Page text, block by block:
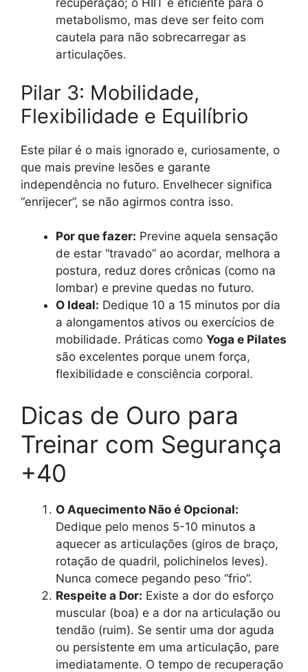
recuperação; o HIIT é eficiente para o
metabolismo, mas deve ser feito com
cautela para não sobrecarregar as
articulações.
Pilar 3: Mobilidade,
Flexibilidade e Equilíbrio
Este pilar é o mais ignorado e, curiosamente, o
que mais previne lesões e garante
independência no futuro. Envelhecer significa
“enrijecer”, se não agirmos contra isso.
Por que fazer: Previne aquela sensação
de estar “travado” ao acordar, melhora a
postura, reduz dores crônicas (como na
lombar) e previne quedas no futuro.
O Ideal: Dedique 10 a 15 minutos por dia
a alongamentos ativos ou exercícios de
mobilidade. Práticas como Yoga e Pilates
são excelentes porque unem força,
flexibilidade e consciência corporal.
Dicas de Ouro para
Treinar com Segurança
+40
O Aquecimento Não é Opcional:
Dedique pelo menos 5-10 minutos a
aquecer as articulações (giros de braço,
rotação de quadril, polichinelos leves).
Nunca comece pegando peso “frio”.
Respeite a Dor: Existe a dor do esforço
muscular (boa) e a dor na articulação ou
tendão (ruim). Se sentir uma dor aguda
ou persistente em uma articulação, pare
imediatamente. O tempo de recuperação